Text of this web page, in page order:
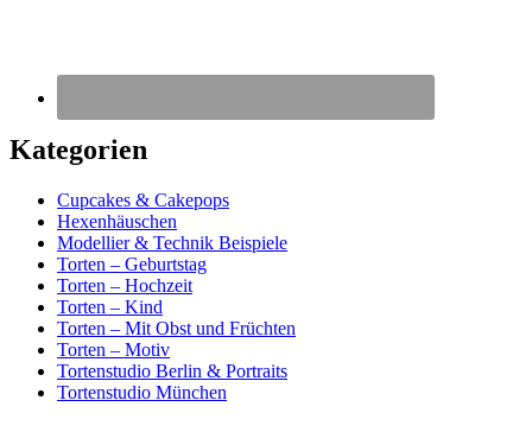
Kategorien
Cupcakes & Cakepops
Hexenhäuschen
Modellier & Technik Beispiele
Torten – Geburtstag
Torten – Hochzeit
Torten – Kind
Torten – Mit Obst und Früchten
Torten – Motiv
Tortenstudio Berlin & Portraits
Tortenstudio München